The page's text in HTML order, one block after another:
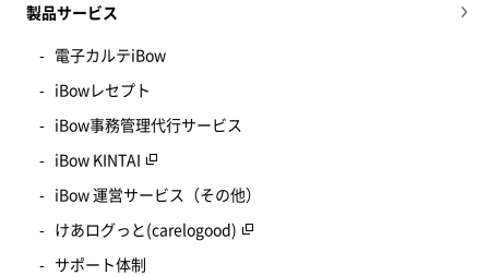
製品サービス
電子カルテiBow
iBowレセプト
iBow事務管理代行サービス
iBow KINTAI
iBow 運営サービス（その他）
けあログっと(carelogood)
サポート体制